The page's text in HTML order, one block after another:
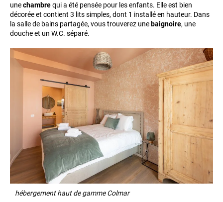
unechambrequi a été pensée pour les enfants. Elle est bien
décorée et contient 3 lits simples, dont 1 installé en hauteur. Dans
la salle de bains partagée, vous trouverez unebaignoire, une
douche et un W.C. séparé.
hébergement haut de gamme Colmar